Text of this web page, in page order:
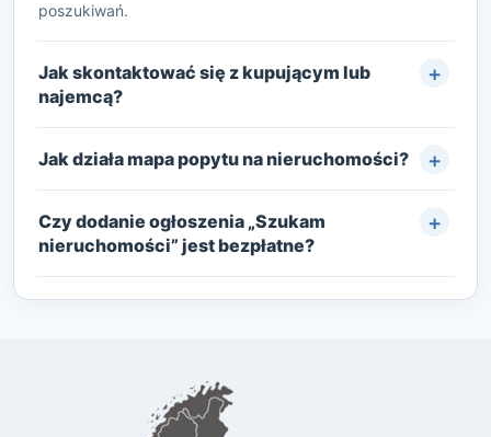
poszukiwań.
Jak skontaktować się z kupującym lub
najemcą?
Jak działa mapa popytu na nieruchomości?
Czy dodanie ogłoszenia „Szukam
nieruchomości” jest bezpłatne?